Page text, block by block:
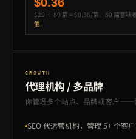
$29 ÷ 80 篇 = $0.36/篇。80 篇意味
值。
GROWTH
代理机构 / 多品牌
你管理多个站点、品牌或客户——
SEO 代运营机构，管理 5+ 个客户